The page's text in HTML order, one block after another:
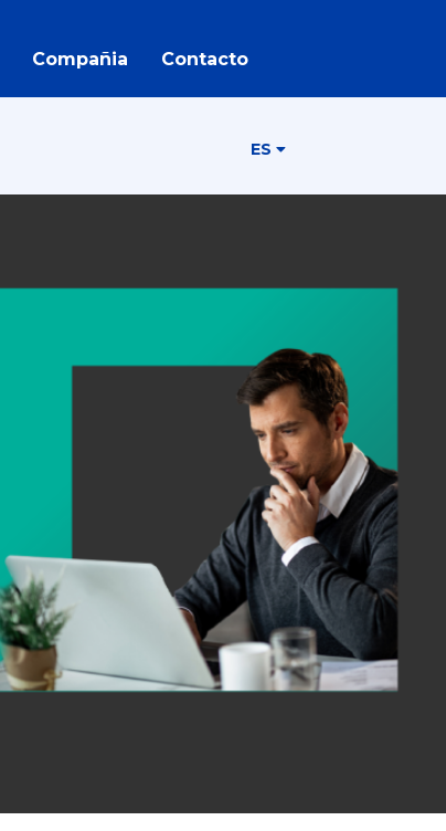
Compañia Contacto
ES